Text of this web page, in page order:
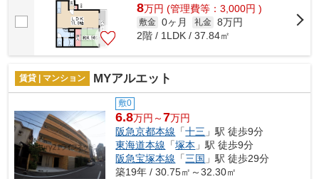
8万円 (管理費等：3,000円 )
敷金 0ヶ月 礼金 8万円
2階 / 1LDK / 37.84㎡
賃貸 | マンション MYアルエット
敷0
6.8万円～7万円
阪急京都本線 「十三 」駅 徒歩9分
東海道本線 「塚本 」駅 徒歩9分
阪急宝塚本線 「三国 」駅 徒歩29分
築19年 / 30.75㎡～32.30㎡